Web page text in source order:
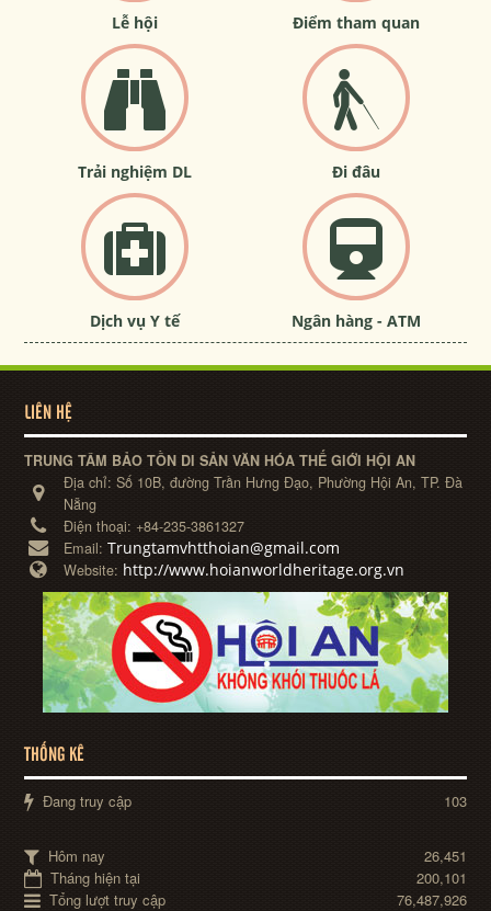
Lễ hội Điểm tham quan
Trải nghiệm DL Đi đâu
Dịch vụ Y tế Ngân hàng - ATM
LIÊN HỆ
TRUNG TÂM BẢO TỒN DI SẢN VĂN HÓA THẾ GIỚI HỘI AN
Địa chỉ:Số 10B, đường Trần Hưng Đạo, Phường Hội An, TP. Đà
Nẵng
Điện thoại: +84-235-3861327
Email:Trungtamvhtthoian@gmail.com
Website: http://www.hoianworldheritage.org.vn
THỐNG KÊ
Đang truy cập 103
Hôm nay
26,451
Tháng hiện tại
200,101
Tổng lượt truy cập
76,487,926